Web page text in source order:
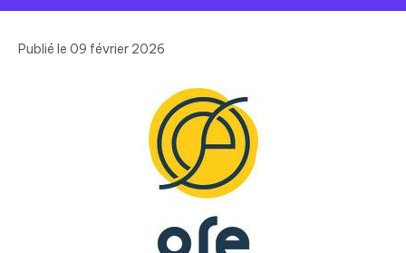
Publié le 09 février 2026